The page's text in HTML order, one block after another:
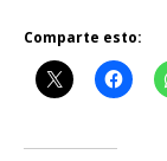
Comparte esto: